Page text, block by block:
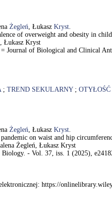
Żegleń, Łukasz Kryst.
of overweight and obesity in
Łukasz Kryst
Journal of Biological and Clinical
; TREND SEKULARNY; OTYŁOŚĆ
Żegleń, Łukasz Kryst.
on waist and hip
Żegleń, Łukasz Kryst
- Vol. 37, iss. 1 (2025),
https://